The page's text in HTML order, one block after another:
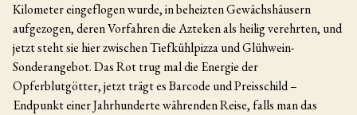
Kilometer eingeflogen wurde, in beheizten Gewächshäusern
aufgezogen, deren Vorfahren die Azteken als heilig verehrten, und
jetzt steht sie hier zwischen Tiefkühlpizza und Glühwein-
Sonderangebot. Das Rot trug mal die Energie der
Opferblutgötter, jetzt trägt es Barcode und Preisschild –
Endpunkt einer Jahrhunderte währenden Reise, falls man das